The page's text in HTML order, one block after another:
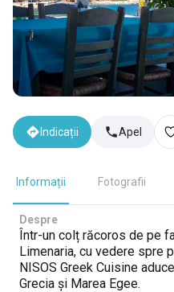
Indicații Apel
Informații Fotografii
Despre
Într-un colț răcoros de pe
Limenaria, cu vedere spre
NISOS Greek Cuisine
Grecia și Marea Egee.